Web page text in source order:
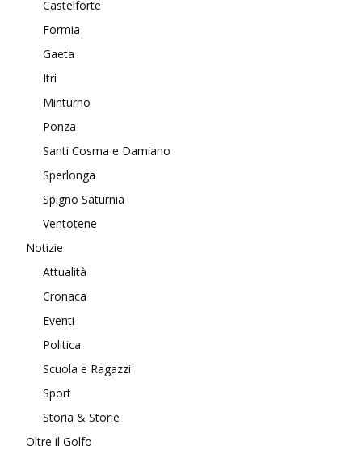
Castelforte
Formia
Gaeta
Itri
Minturno
Ponza
Santi Cosma e Damiano
Sperlonga
Spigno Saturnia
Ventotene
Notizie
Attualità
Cronaca
Eventi
Politica
Scuola e Ragazzi
Sport
Storia & Storie
Oltre il Golfo